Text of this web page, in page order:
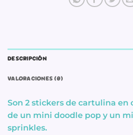
DESCRIPCIÓN
VALORACIONES (0)
Son 2 stickers de cartulina en
de un mini doodle pop y un
sprinkles.